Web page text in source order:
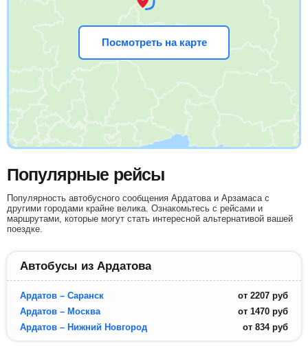
Посмотреть на карте
Популярные рейсы
Популярность автобусного сообщения Ардатова и Арзамаса с
другими городами крайне велика. Ознакомьтесь с рейсами и
маршрутами, которые могут стать интересной альтернативой вашей
поездке.
Автобусы из Ардатова
Ардатов – Саранск от 2207 руб
Ардатов – Москва
от 1470 руб
Ардатов – Нижний Новгород
от 834 руб